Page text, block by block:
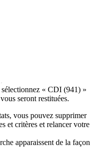
« CDI (941) »
seront restituées.
vous pouvez supprimer
et critères et relancer votre
apparaissent de la façon